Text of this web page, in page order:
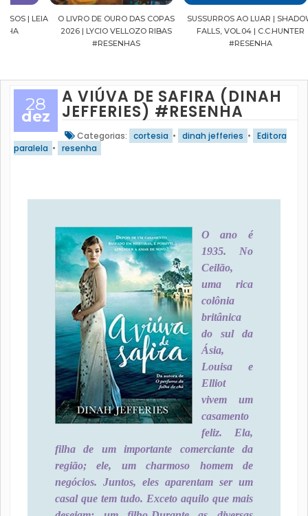
O LIVRO DE OURO DAS COPAS
2026 | LYCIO VELLOZO RIBAS
#RESENHAS
SUSSURROS AO LUAR | SHADOW
FALLS, VOL.04 | C.C.HUNTER
#RESENHA
28
dez
A VIÚVA DE SAFIRA (DINAH
JEFFERIES) #RESENHA
Categorias: cortesia • dinah jefferies • Editora
paralela • resenha
O ano é
1935. No
Ceilão,
uma rica
colônia
britânica
do sul da
Ásia,
Louisa e
Elliot
vivem um
casamento
feliz. Ela,
filha de um importante comerciante da
região; ele, um charmoso homem de
negócios. Juntos, eles aparentam ser um
casal que tem tudo. Exceto aquilo que mais